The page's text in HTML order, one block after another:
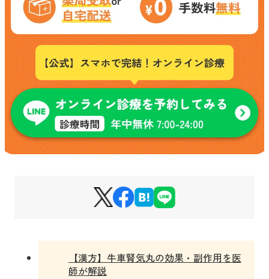
【漢方】牛車腎気丸の効果・副作用を医
師が解説